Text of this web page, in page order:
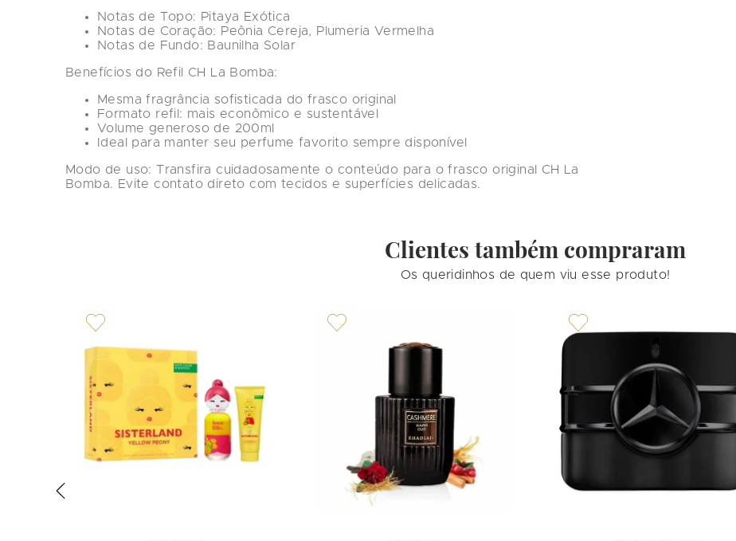
Notas de Topo: Pitaya Exótica
Notas de Coração: Peônia Cereja, Plumeria Vermelha
Notas de Fundo: Baunilha Solar
Benefícios do Refil CH La Bomba:
Mesma fragrância sofisticada do frasco original
Formato refil : mais econômico e sustentável
Volume generoso de 200ml
Ideal para manter seu perfume favorito sempre disponível
Modo de uso: Transfira cuidadosamente o conteúdo para o frasco original CH La
Bomba. Evite contato direto com tecidos e superfícies delicadas.
Clientes também compraram
Os queridinhos de quem viu esse produto!